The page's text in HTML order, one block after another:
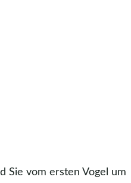
Sie vom ersten Vogel um